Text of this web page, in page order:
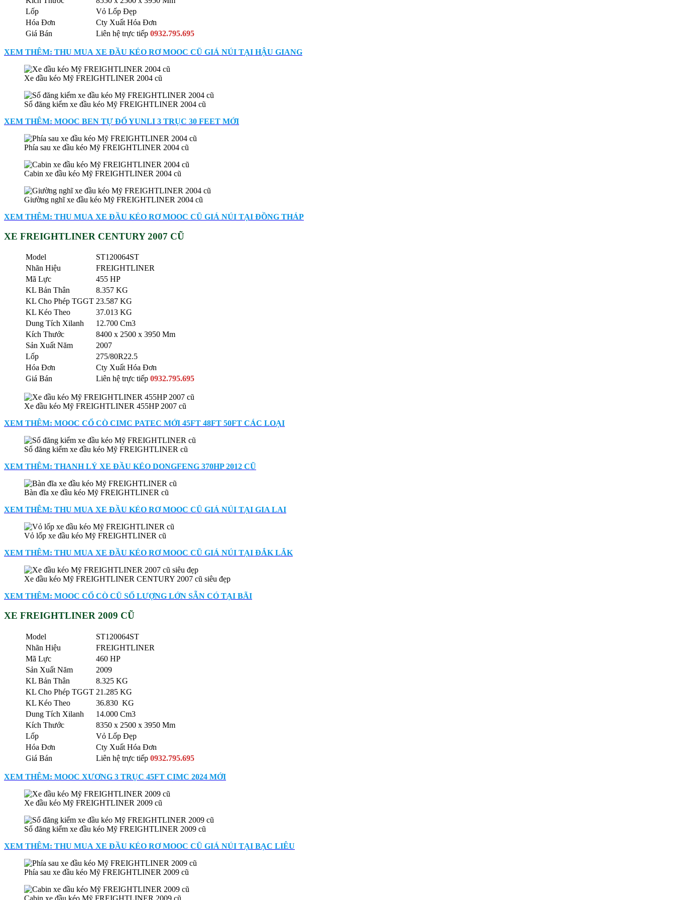
Lốp
Vỏ Lốp Đẹp
Hóa Đơn
Cty Xuất Hóa Đơn
Giá Bán
Liên hệ trực tiếp 0932.795.695
XEM THÊM: THU MUA XE ĐẦU KÉO RƠ MOOC CŨ GIÁ NÚI TẠI HẬU GIANG
Xe đầu kéo Mỹ FREIGHTLINER 2004 cũ
Sổ đăng kiểm xe đầu kéo Mỹ FREIGHTLINER 2004 cũ
XEM THÊM: MOOC BEN TỰ ĐỔ YUNLI 3 TRỤC 30 FEET MỚI
Phía sau xe đầu kéo Mỹ FREIGHTLINER 2004 cũ
Cabin xe đầu kéo Mỹ FREIGHTLINER 2004 cũ
Giường nghĩ xe đầu kéo Mỹ FREIGHTLINER 2004 cũ
XEM THÊM: THU MUA XE ĐẦU KÉO RƠ MOOC CŨ GIÁ NÚI TẠI ĐỒNG THÁP
XE FREIGHTLINER CENTURY 2007 CŨ
Model
ST120064ST
Nhãn Hiệu
FREIGHTLINER
Mã Lực
455 HP
KL Bản Thân
8.357 KG
KL Cho Phép TGGT 23.587 KG
KL Kéo Theo
37.013 KG
Dung Tích Xilanh
12.700 Cm3
Kích Thước
8400 x 2500 x 3950 Mm
Sản Xuất Năm
2007
Lốp
275/80R22.5
Hóa Đơn
Cty Xuất Hóa Đơn
Giá Bán
Liên hệ trực tiếp 0932.795.695
Xe đầu kéo Mỹ FREIGHTLINER 455HP 2007 cũ
XEM THÊM: MOOC CỔ CÒ CIMC PATEC MỚI 45FT 48FT 50FT CÁC LOẠI
Sổ đăng kiểm xe đầu kéo Mỹ FREIGHTLINER cũ
XEM THÊM: THANH LÝ XE ĐẦU KÉO DONGFENG 370HP 2012 CŨ
Bàn đĩa xe đầu kéo Mỹ FREIGHTLINER cũ
XEM THÊM: THU MUA XE ĐẦU KÉO RƠ MOOC CŨ GIÁ NÚI TẠI GIA LAI
Vỏ lốp xe đầu kéo Mỹ FREIGHTLINER cũ
XEM THÊM: THU MUA XE ĐẦU KÉO RƠ MOOC CŨ GIÁ NÚI TẠI ĐẮK LẮK
Xe đầu kéo Mỹ FREIGHTLINER CENTURY 2007 cũ siêu đẹp
XEM THÊM: MOOC CỔ CÒ CŨ SỐ LƯỢNG LỚN SẴN CÓ TẠI BÃI
XE FREIGHTLINER 2009 CŨ
Model
ST120064ST
Nhãn Hiệu
FREIGHTLINER
Mã Lực
460 HP
Sản Xuất Năm
2009
KL Bản Thân
8.325 KG
KL Cho Phép TGGT 21.285 KG
KL Kéo Theo
36.830 KG
Dung Tích Xilanh
14.000 Cm3
Kích Thước
8350 x 2500 x 3950 Mm
Lốp
Vỏ Lốp Đẹp
Hóa Đơn
Cty Xuất Hóa Đơn
Giá Bán
Liên hệ trực tiếp 0932.795.695
XEM THÊM: MOOC XƯƠNG 3 TRỤC 45FT CIMC 2024 MỚI
Xe đầu kéo Mỹ FREIGHTLINER 2009 cũ
Sổ đăng kiểm xe đầu kéo Mỹ FREIGHTLINER 2009 cũ
XEM THÊM: THU MUA XE ĐẦU KÉO RƠ MOOC CŨ GIÁ NÚI TẠI BẠC LIÊU
Phía sau xe đầu kéo Mỹ FREIGHTLINER 2009 cũ
Cabin xe đầu kéo Mỹ FREIGHTLINER 2009 cũ